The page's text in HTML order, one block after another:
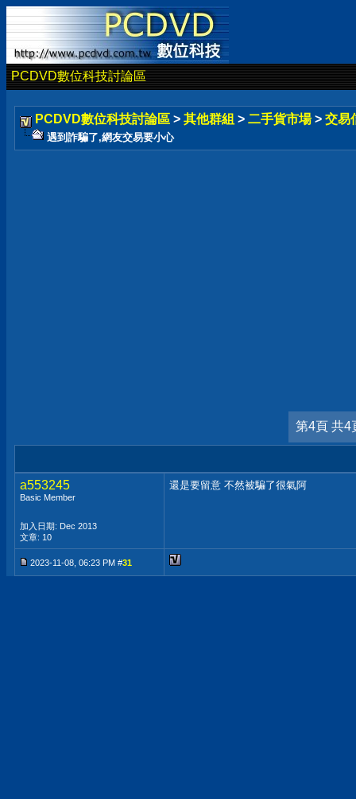
PCDVD數位科技討論區
PCDVD數位科技討論區 > 其他群組 > 二手貨市場 > 交易
遇到詐騙了,網友交易要小心
第4頁 共4
a553245
Basic Member
加入日期: Dec 2013
文章: 10
還是要留意 不然被騙了很氣阿
2023-11-08, 06:23 PM #31